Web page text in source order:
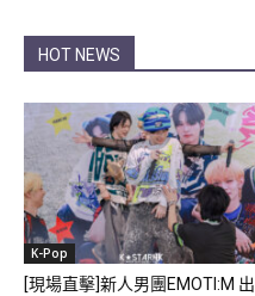
HOT NEWS
K-Pop
[現場直擊]新人男團EMOTI:M 出